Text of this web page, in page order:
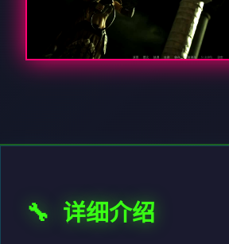
🔧 详细介绍